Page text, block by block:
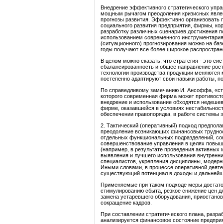
Внедрение эффективного стратегического
мощным рычагом преодоления кризисных
прогнозы развития. Эффективно организовать
социального развития предприятия, фирмы,
разработку различных сценариев достижения
использованием современного
(ситуационного) прогнозирования можно на
годы получают все более широкое
В целом можно сказать, что стратегия - это
сбалансированность и общее направление
технологии производства продукции
постепенно адаптируют свои навыки работы,
По справедливому замечанию И. Ансоффа,
которого современная фирма может
внедрение и использование обходятся
фирме, оказавшейся в условиях
обеспечении правопорядка, в работе системы
2. Тактический (оперативный) подход
преодоление возникающих финансовых
отдельных функциональных подразделений,
совершенствование управления в целях
(например, в результате проведения
выявления и лучшего использования
специалистов, укрепления дисциплины,
Иными словами, в процессе оперативной
существующий потенциал в доходы и
Применяемые при таком подходе меры
стимулированию сбыта, резкое снижение цен
замена устаревшего оборудования,
сокращение кадров.
При составлении стратегического плана,
анализируется финансовое состояние